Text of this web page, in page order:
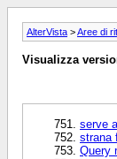
AlterVista >Aree di
Visualizza
serve
strana
Query